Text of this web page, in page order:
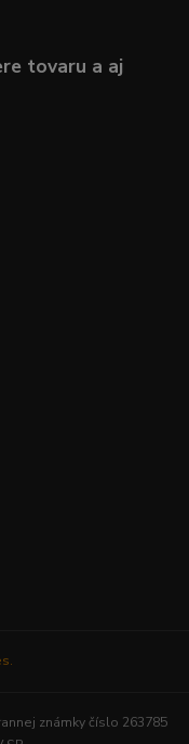
tovaru a aj
známky číslo 263785